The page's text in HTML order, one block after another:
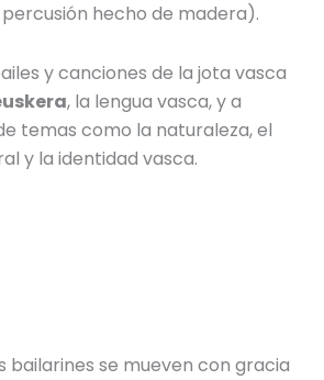
hecho de madera).
y cancionesde la jota vasca
, la lengua vasca, y a
temas como la naturaleza, el
y la identidad vasca.
bailarines se mueven con gracia